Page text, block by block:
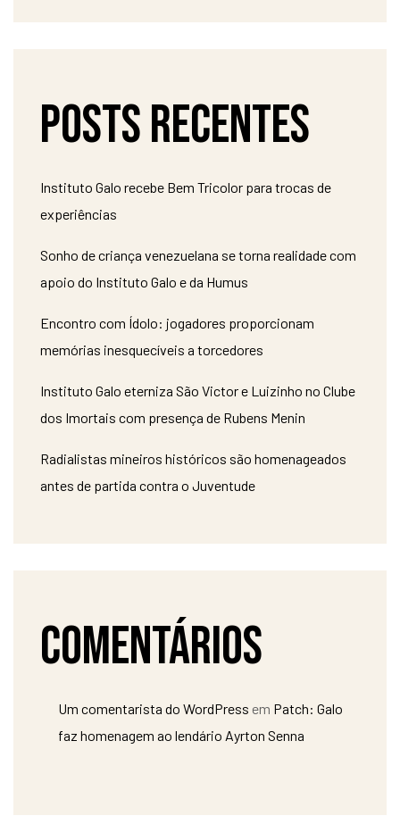
Posts recentes
Instituto Galo recebe Bem Tricolor para trocas de
experiências
Sonho de criança venezuelana se torna realidade com
apoio do Instituto Galo e da Humus
Encontro com Ídolo: jogadores proporcionam
memórias inesquecíveis a torcedores
Instituto Galo eterniza São Victor e Luizinho no Clube
dos Imortais com presença de Rubens Menin
Radialistas mineiros históricos são homenageados
antes de partida contra o Juventude
Comentários
Um comentarista do WordPress em Patch: Galo
faz homenagem ao lendário Ayrton Senna